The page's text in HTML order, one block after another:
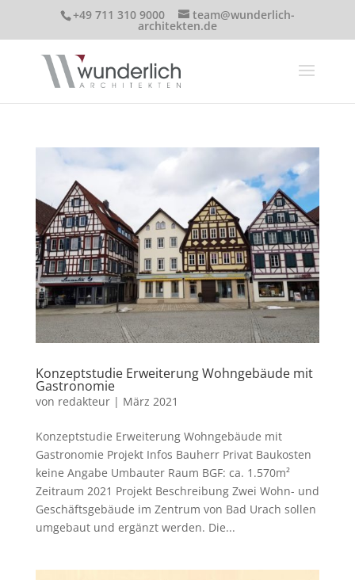
+49 711 310 9000 team@wunderlich-
architekten.de
Konzeptstudie Erweiterung Wohngebäude mit
Gastronomie
von redakteur| März 2021
Konzeptstudie Erweiterung Wohngebäude mit
Gastronomie Projekt Infos Bauherr Privat Baukosten
keine Angabe Umbauter Raum BGF: ca. 1.570m²
Zeitraum 2021 Projekt Beschreibung Zwei Wohn- und
Geschäftsgebäude im Zentrum von Bad Urach sollen
umgebaut und ergänzt werden. Die...